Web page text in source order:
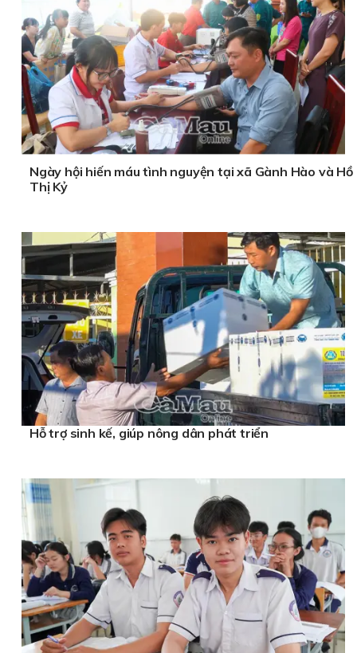
Ngày hội hiến máu tình nguyện tại xã Gành Hào và Hồ
Thị Kỷ
Hỗ trợ sinh kế, giúp nông dân phát triển